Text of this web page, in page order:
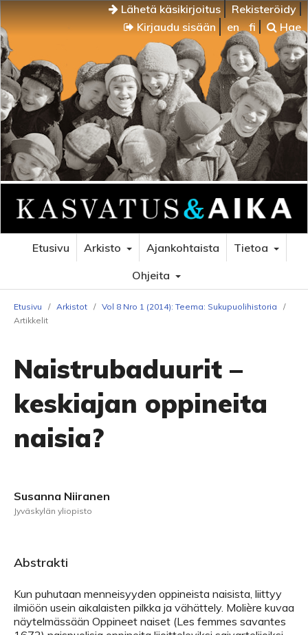
Lähetä käsikirjoitus
Rekisteröidy
Kirjaudu sisään
en fi Hae
Etusivu Arkisto Ajankohtaista
Tietoa
Ohjeita
Etusivu / Arkistot / Vol 8 Nro 1 (2014): Teema: Sukupuolihistoria
/
Artikkelit
Naistrubaduurit –
keskiajan oppineita
naisia?
Susanna Niiranen
Jyväskylän yliopisto
Abstrakti
Kun puhutaan menneisyyden oppineista naisista, liittyy
ilmiöön usein aikalaisten pilkka ja vähättely. Molière kuvaa
näytelmässään Oppineet naiset (Les femmes savantes